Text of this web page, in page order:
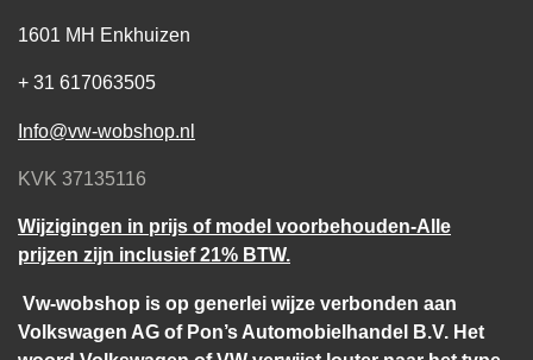
1601 MH Enkhuizen
+ 31 617063505
Info@vw-wobshop.nl
KVK 37135116
Wijzigingen in prijs of model voorbehouden-Alle
prijzen zijn inclusief 21% BTW.
Vw-wobshop is op generlei wijze verbonden aan
Volkswagen AG of Pon’s Automobielhandel B.V. Het